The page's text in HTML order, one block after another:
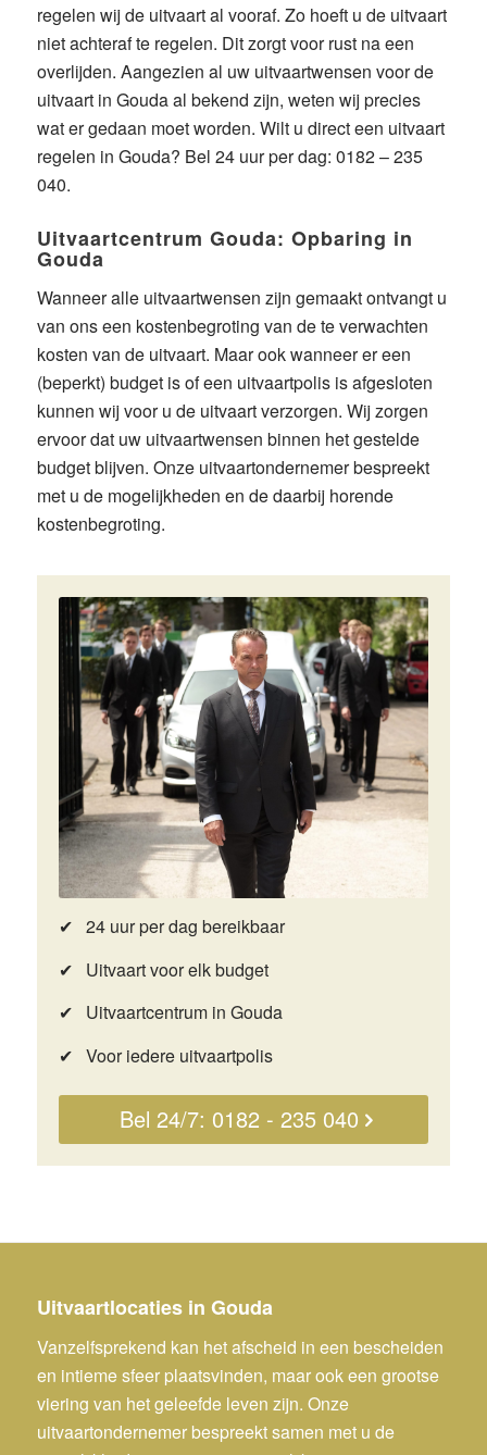
regelen wij de uitvaart al vooraf. Zo hoeft u de uitvaart
niet achteraf te regelen. Dit zorgt voor rust na een
overlijden. Aangezien al uw uitvaartwensen voor de
uitvaart in Gouda al bekend zijn, weten wij precies
wat er gedaan moet worden. Wilt u direct een uitvaart
regelen in Gouda? Bel 24 uur per dag: 0182 – 235
040.
Uitvaartcentrum Gouda: Opbaring in
Gouda
Wanneer alle uitvaartwensen zijn gemaakt ontvangt u
van ons een kostenbegroting van de te verwachten
kosten van de uitvaart. Maar ook wanneer er een
(beperkt) budget is of een uitvaartpolis is afgesloten
kunnen wij voor u de uitvaart verzorgen. Wij zorgen
ervoor dat uw uitvaartwensen binnen het gestelde
budget blijven. Onze uitvaartondernemerbespreekt
met u de mogelijkheden en de daarbij horende
kostenbegroting.
✔ 24 uur per dag bereikbaar
✔ Uitvaart voor elk budget
✔ Uitvaartcentrum in Gouda
✔ Voor iedere uitvaartpolis
Bel 24/7: 0182 - 235 040
Uitvaartlocaties in Gouda
Vanzelfsprekend kan het afscheid in een bescheiden
en intieme sfeer plaatsvinden, maar ook een grootse
viering van het geleefde leven zijn. Onze
uitvaartondernemer bespreekt samen met u de